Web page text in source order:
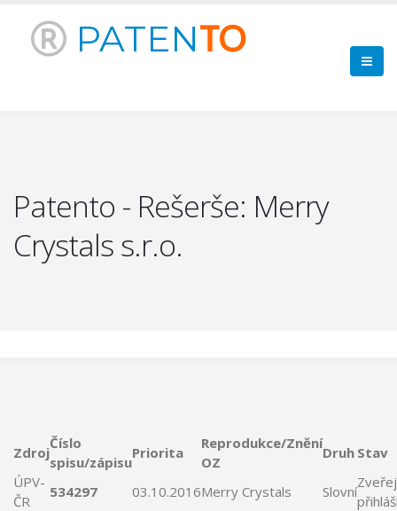
PATENTO
Patento - Rešerše: Merry
Crystals s.r.o.
Zdroj
Číslo
spisu/zápisu
Priorita
Reprodukce/Znění
OZ
Druh Stav
ÚPV-
ČR
534297 03.10.2016Merry Crystals Slovní